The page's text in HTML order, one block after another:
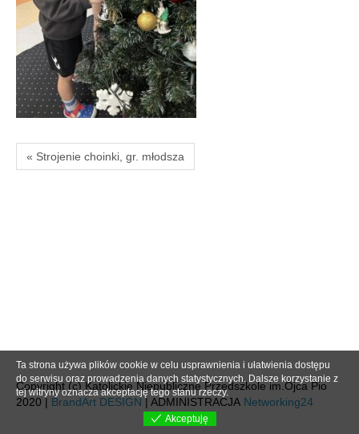
« Strojenie choinki, gr. młodsza
Copyright (c) Katolickie Niepubliczne Przedszkole im.Ojca Pio
2020 | BrandArt DESIGN | ADMINISTRACJA Networking24
Ta strona używa plików cookie w celu usprawnienia i ułatwienia dostępu
do serwisu oraz prowadzenia danych statystycznych. Dalsze korzystanie z
tej witryny oznacza akceptację tego stanu rzeczy.
Akceptuję